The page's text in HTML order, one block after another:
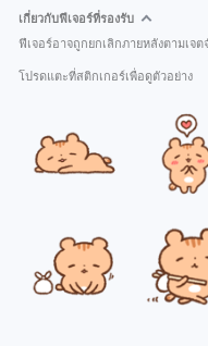
เกี่ยวกับฟีเจอร์ที่รองรับ
ฟีเจอร์อาจถูกยกเลิกภายหลังตามเจต
โปรดแตะที่สติกเกอร์เพื่อดูตัวอย่าง